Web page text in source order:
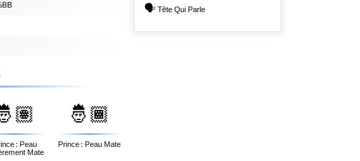
: Peau
Mate
🤴🏾
Prince : Peau Mate
🗣️ Tête Qui Parle